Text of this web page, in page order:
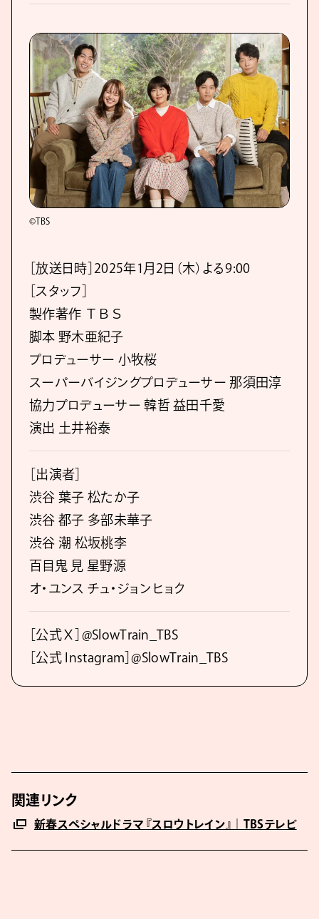
©TBS
［放送日時］2025年1月2日（木）よる9:00
［スタッフ］
製作著作 ＴＢＳ
脚本 野木亜紀子
プロデューサー 小牧桜
スーパーバイジングプロデューサー 那須田淳
協力プロデューサー 韓哲 益田千愛
演出 土井裕泰
［出演者］
渋谷 葉子 松たか子
渋谷 都子 多部未華子
渋谷 潮 松坂桃李
百目鬼 見 星野源
オ・ユンス チュ・ジョンヒョク
［公式Ｘ］@SlowTrain_TBS
［公式 Instagram］@SlowTrain_TBS
関連リンク
新春スペシャルドラマ 『スロウトレイン』｜TBSテレビ